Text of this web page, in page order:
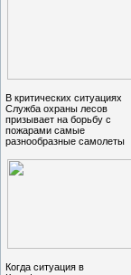
В критических ситуациях
Служба охраны лесов
призывает на борьбу с
пожарами самые
разнообразные самолеты
Когда ситуация в